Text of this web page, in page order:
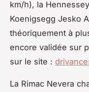
km/h), la
Koenigsegg Jesko
théoriquement à
encore validée sur
sur le site :
La Rimac Nevera